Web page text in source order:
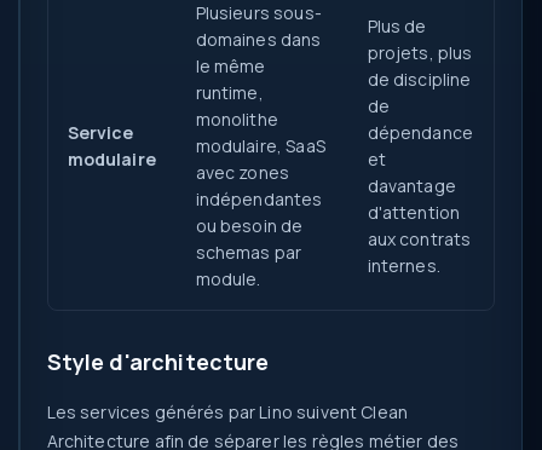
Service
modulaire
Plusieurs sous-
domaines dans
le même
runtime,
monolithe
modulaire, SaaS
avec zones
indépendantes
ou besoin de
schemas par
module.
Plus de
projets, plus
de discipline
de
dépendance
et
davantage
d'attention
aux contrats
internes.
Style d'architecture
Les services générés par Lino suivent Clean
Architecture afin de séparer les règles métier des